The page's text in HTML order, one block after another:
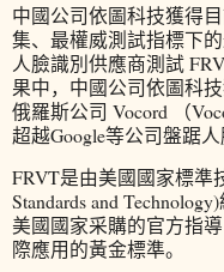
中國公司依圖科技獲得
集、最權威測試指標下
人臉識別供應商測試
果中，中國公司依圖科
俄羅斯公司 Vocord （
超越Google等公司盤踞
FRVT是由美國國家標準
Standards and
美國國家采購的官方指
際應用的黃金標準。